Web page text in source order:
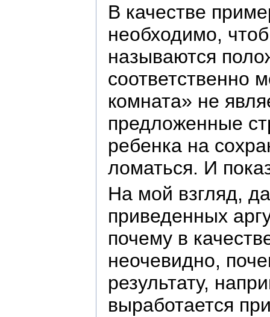
В качестве
необходимо,
называются
соответственно
комната» не
предложенные
ребенка на
ломаться. И
На мой взгляд,
приведенных
почему в
неочевидно,
результату,
выработается